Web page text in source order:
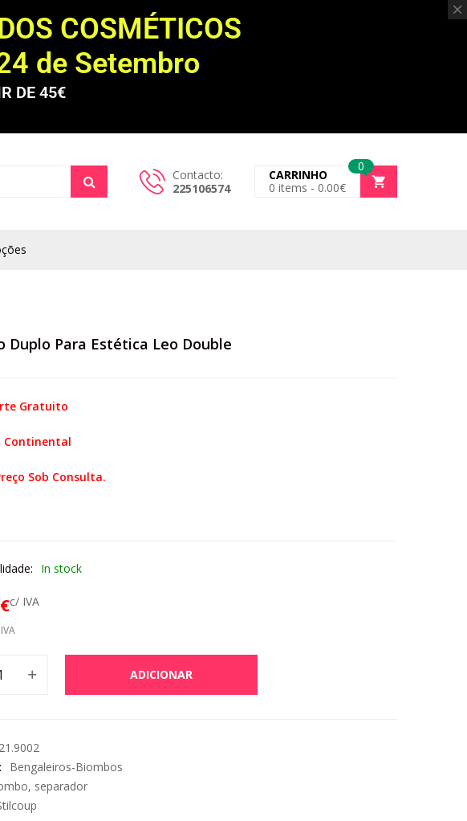
COSMÉTICOS
de Setembro
DE 45€
Contacto:
225106574
0
CARRINHO
0 items - 0.00€
Duplo Para Estética Leo Double
Gratuito
Continental
Sob Consulta.
In stock
€c/ IVA
ADICIONAR
Bengaleiros-Biombos
, separador